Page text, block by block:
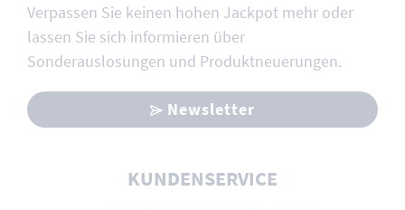
Verpassen Sie keinen hohen Jackpot mehr oder
lassen Sie sich informieren über
Sonderauslosungen und Produktneuerungen.
Newsletter
KUNDENSERVICE